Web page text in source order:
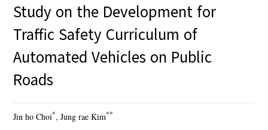
Adode Reader(link)
Study on the Development for
Traffic Safety Curriculum of
Automated Vehicles on Public
Roads
Jin ho Choi*, Jung rae Kim**